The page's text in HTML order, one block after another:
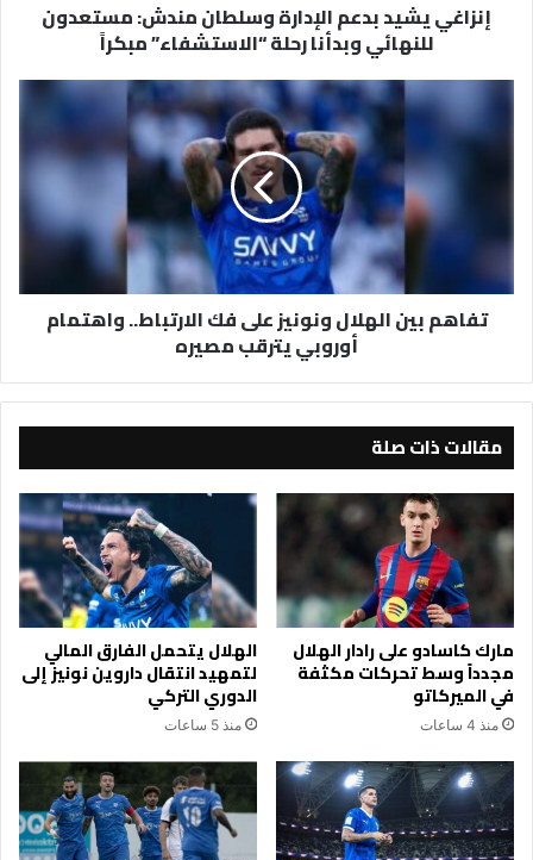
رحلة
“الاستشفاء”
إنزاغي يشيد بدعم الإدارة وسلطان مندش: مستعدون
للنهائي وبدأنا رحلة “الاستشفاء” مبكراً
الهلال
الارتباط..
أوروبي
يترقبتفاهم بين الهلال ونونيز على فك الارتباط.. واهتمام
أوروبي يترقب مصيره
مقالات ذات صلة
مارك كاسادو على رادار الهلال
مجدداً وسط تحركات مكثفة
في الميركاتو
منذ 4 ساعات
الهلال يتحمل الفارق المالي
لتمهيد انتقال داروين نونيز إلى
الدوري التركي
منذ 5 ساعات